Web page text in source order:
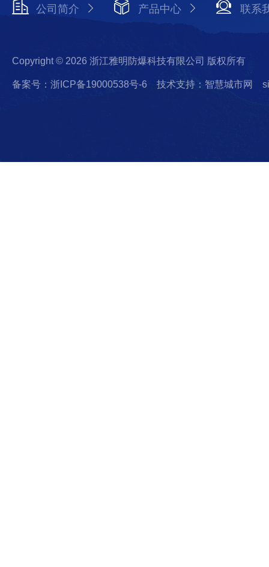
公司简介 产品中心 联系
Copyright © 2026 浙江雅明防爆科技有限公司 版权所有
备案号：浙ICP备19000538号-6 技术支持：智慧城市网